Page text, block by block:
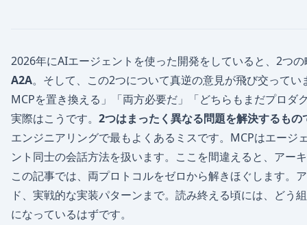
2026年にAIエージェントを使った開発をしていると、2つ
A2A。そして、この2つについて真逆の意見が飛び交ってい
MCPを置き換える」「両方必要だ」「どちらもまだプロダ
実際はこうです。 2つはまったく異なる問題を解決するもの
エンジニアリングで最もよくあるミスです。MCPはエージ
ント同士の会話方法を扱います。ここを間違えると、アー
この記事では、両プロトコルをゼロから解きほぐします。
ド、実戦的な実装パターンまで。読み終える頃には、どう
になっているはずです。